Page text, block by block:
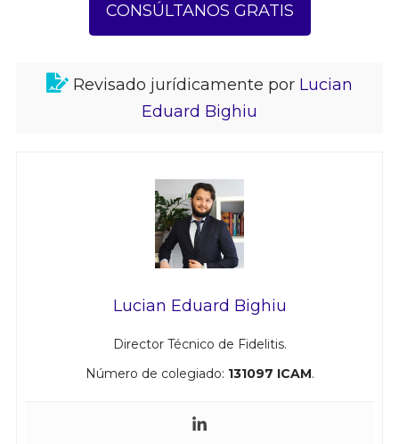
CONSÚLTANOS GRATIS
Revisado jurídicamente por Lucian
Eduard Bighiu
Lucian Eduard Bighiu
Director Técnico de Fidelitis.
Número de colegiado: 131097 ICAM.